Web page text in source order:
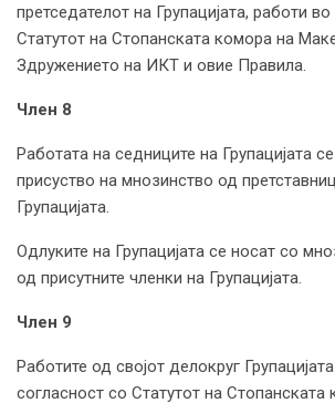
претседателот на Групацијата, работи
Статутот на Стопанската комора на
Здружението на ИКТ и овие
Член 8
Работата на седниците на Групацијата
присуство на мнозинство од
Групацијата.
Одлуките на Групацијата се носат со
од присутните членки на Групацијата.
Член 9
Работите од својот делокруг
согласност со Статутот на Стопанската